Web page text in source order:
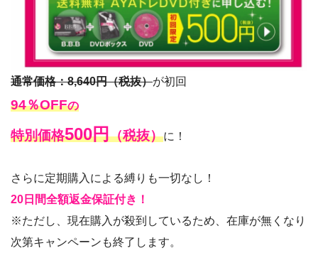
通常価格：8,640円（税抜）が初回
94％OFFの
特別価格500円（税抜）に！
さらに定期購入による縛りも一切なし！
20日間全額返金保証付き！
※ただし、現在購入が殺到しているため、在庫が無くなり
次第キャンペーンも終了します。